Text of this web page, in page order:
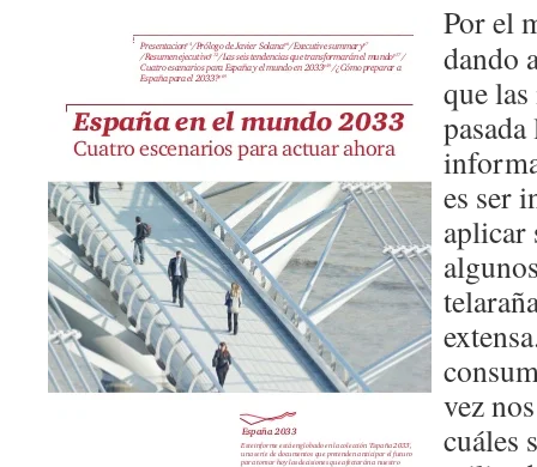
Por el
dando
que
es ser
aplicar
vez
cuáles